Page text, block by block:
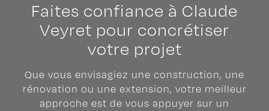
Faites confiance à Claude
Veyret pour concrétiser
votre projet
Que vous envisagiez une construction, une
rénovation ou une extension, votre meilleur
approche est de vous appuyer sur un